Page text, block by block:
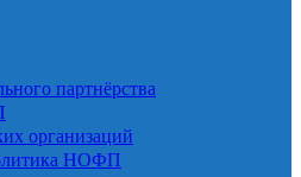
партнёрства
организаций
НОФП